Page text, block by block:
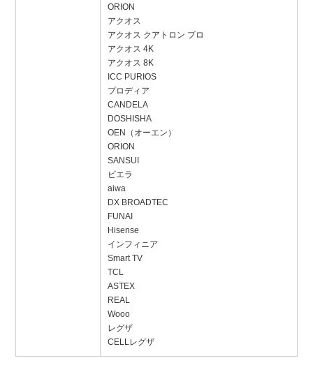
ORION
アクオス
アクオス クアトロン プロ
アクオス 4K
アクオス 8K
ICC PURIOS
プロディア
CANDELA
DOSHISHA
OEN（オーエン）
ORION
SANSUI
ビエラ
aiwa
DX BROADTEC
FUNAI
Hisense
インフィニア
Smart TV
TCL
ASTEX
REAL
Wooo
レグザ
CELLレグザ